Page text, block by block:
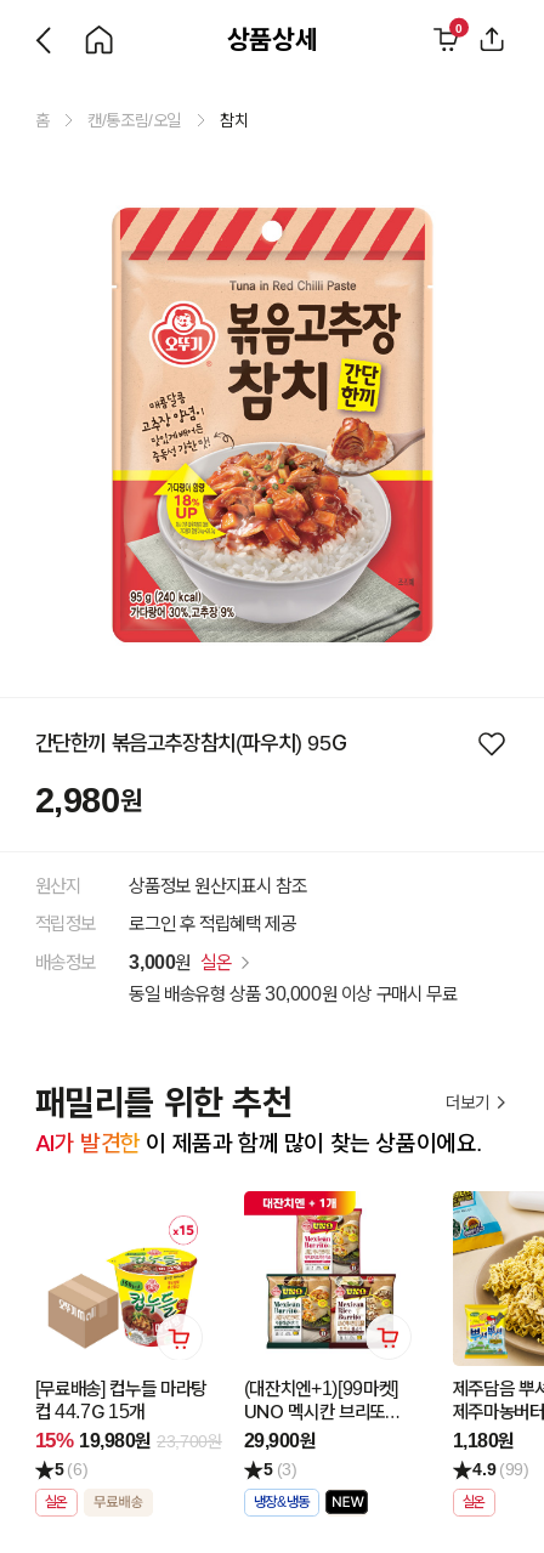
상품상세 0
홈 캔/통조림/오일 참치
간단한끼 볶음고추장참치(파우치) 95G
2,980원
원산지
상품정보 원산지표시 참조
적립정보
로그인 후 적립혜택 제공
배송정보
3,000원 실온
동일 배송유형 상품 30,000원 이상 구매시 무료
패밀리를 위한 추천 더보기
AI가 발견한 이 제품과 함께 많이 찾는 상품이에요.
[무료배송] 컵누들 마라탕
컵 44.7G 15개
15% 19,980원 23,700원
5(6)
실온
(대잔치엔+1)[99마켓]
UNO 멕시칸 브리또
(125GX3) 3개
골라담기
(페퍼로니트리플치즈/
치폴레살사치킨/불고기)
29,900원
5 (3)
냉장&냉동
제주담음 뿌
제주마농버
1,180원
4.9 (99)
실온